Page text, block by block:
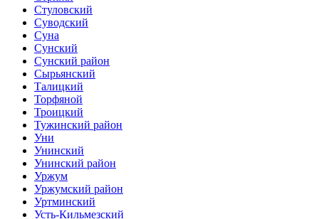
Стуловский
Суводский
Суна
Сунский
Сунский район
Сырьянский
Талицкий
Торфяной
Троицкий
Тужинский район
Уни
Унинский
Унинский район
Уржум
Уржумский район
Уртминский
Усть-Кильмезский